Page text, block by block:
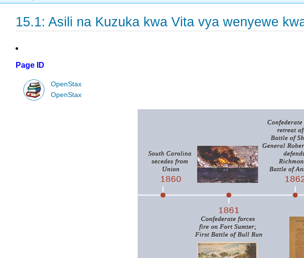
15.1: Asili na Kuzuka kwa Vita vya wenyewe
Page ID
OpenStax
OpenStax